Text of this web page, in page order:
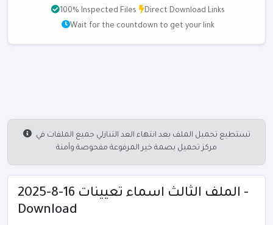
100% Inspected Files
Direct Download Links
Wait for the countdown to get your link
مركز تحميل بصمة خير المرفوعة مفحوصة وآمنة
الملف الثالث اسماء تعيينات 16-8-2025 -
Download